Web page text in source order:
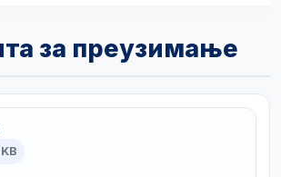
за преузимање